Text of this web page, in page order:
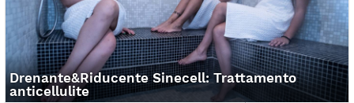
Drenante&Riducente Sinecell: Trattamento
anticellulite